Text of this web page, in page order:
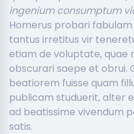
ingenium consumptum
Homerus probari
tantus irretitus vir
etiam de voluptate, quae
obscurari saepe et obrui.
beatiorem fuisse quam
publicam studuerit, alter
ad beatissime vivendum
satis.